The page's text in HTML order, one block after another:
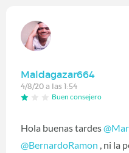
Maldagazar664
4/8/20 a las 1:54
Buen consejero
Hola buenas tardes
@BernardoRamon
, ni la